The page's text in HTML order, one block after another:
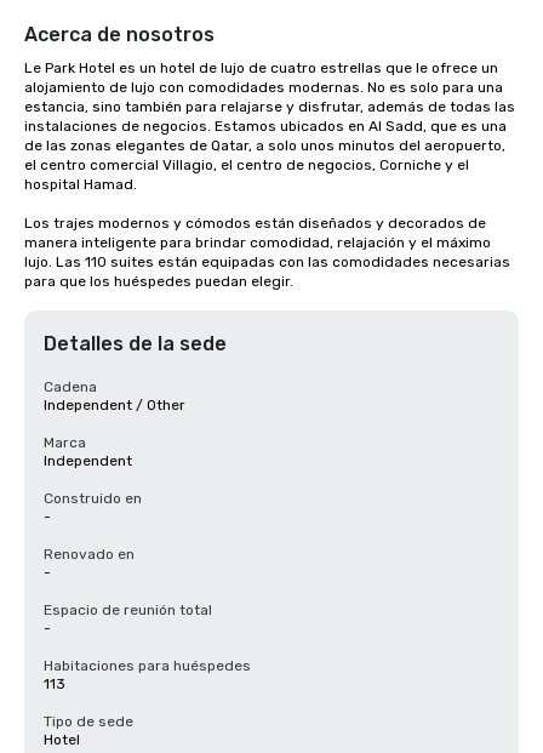
Acerca de nosotros
Le Park Hotel es un hotel de lujo de cuatro estrellas que le ofrece un
alojamiento de lujo con comodidades modernas. No es solo para una
estancia, sino también para relajarse y disfrutar, además de todas las
instalaciones de negocios. Estamos ubicados en Al Sadd, que es una
de las zonas elegantes de Qatar, a solo unos minutos del aeropuerto,
el centro comercial Villagio, el centro de negocios, Corniche y el
hospital Hamad.
Los trajes modernos y cómodos están diseñados y decorados de
manera inteligente para brindar comodidad, relajación y el máximo
lujo. Las 110 suites están equipadas con las comodidades necesarias
para que los huéspedes puedan elegir.
Detalles de la sede
Cadena
Independent / Other
Marca
Independent
Construido en
-
Renovado en
-
Espacio de reunión total
-
Habitaciones para huéspedes
113
Tipo de sede
Hotel